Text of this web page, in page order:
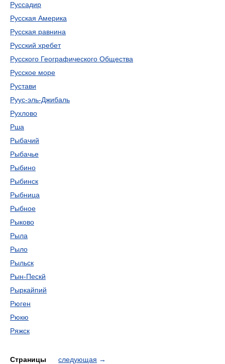
Руссадир
Русская Америка
Русская равнина
Русский хребет
Русского Географического Общества
Русское море
Рустави
Руус-эль-Джибаль
Рухлово
Рша
Рыбачий
Рыбачье
Рыбино
Рыбинск
Рыбница
Рыбное
Рыково
Рыла
Рыло
Рыльск
Рын-Пескй
Рыркайпий
Рюген
Рюкю
Ряжск
Страницы следующая →